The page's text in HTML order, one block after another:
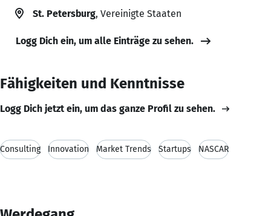
St. Petersburg, Vereinigte Staaten
Logg Dich ein, um alle Einträge zu sehen.
Fähigkeiten und Kenntnisse
Logg Dich jetzt ein, um das ganze Profil zu sehen.
Consulting Innovation Market Trends Startups NASCAR